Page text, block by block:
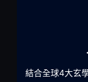
減少超過